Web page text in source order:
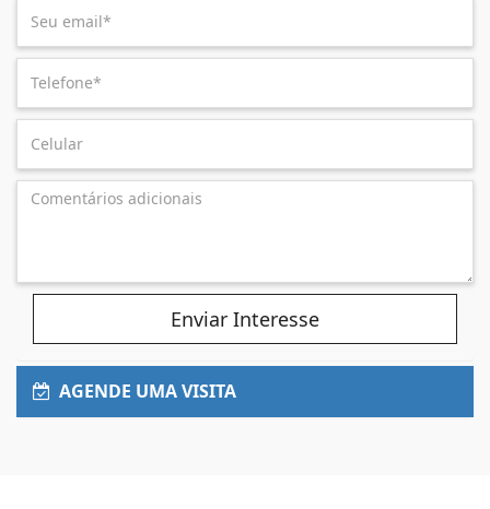
Enviar Interesse
AGENDE UMA VISITA